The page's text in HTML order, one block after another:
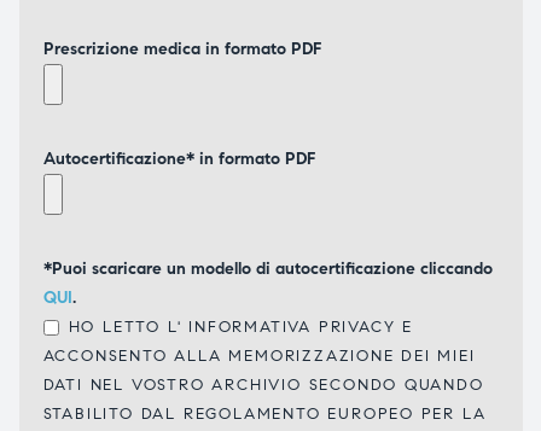
Prescrizione medica in formato PDF
Autocertificazione* in formato PDF
*Puoi scaricare un modello di autocertificazione cliccando
QUI.
HO LETTO L' INFORMATIVA PRIVACY E
ACCONSENTO ALLA MEMORIZZAZIONE DEI MIEI
DATI NEL VOSTRO ARCHIVIO SECONDO QUANDO
STABILITO DAL REGOLAMENTO EUROPEO PER LA